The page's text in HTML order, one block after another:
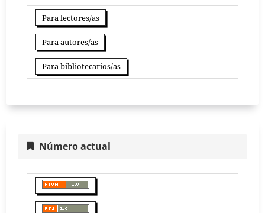
Para lectores/as
Para autores/as
Para bibliotecarios/as
Número actual